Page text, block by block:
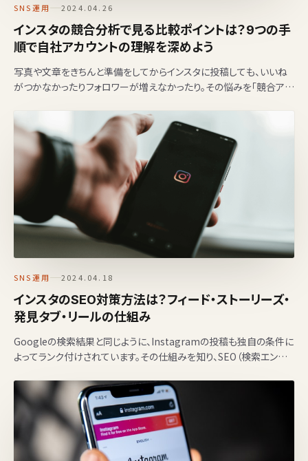
SNS運用 2024.04.26
インスタの競合分析で見る比較ポイントは？9つの手
順で自社アカウントの理解を深めよう
写真や文章をきちんと準備をしてからインスタに投稿しても、いいね
がつかなかったりフォロワーが増えなかったり。その悩みを「競合アカ
SNS運用 2024.04.18
インスタのSEO対策方法は？フィード・ストーリーズ・
発見タブ・リールの仕組み
Googleの検索結果と同じように、Instagramの投稿も独自の条件に
よってランク付けされています。その仕組みを知り、SEO（検索エンジ